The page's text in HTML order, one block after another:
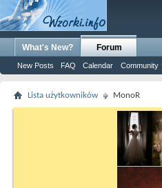
What's New? Forum
New Posts FAQ Calendar Community
Lista użytkowników MonoR